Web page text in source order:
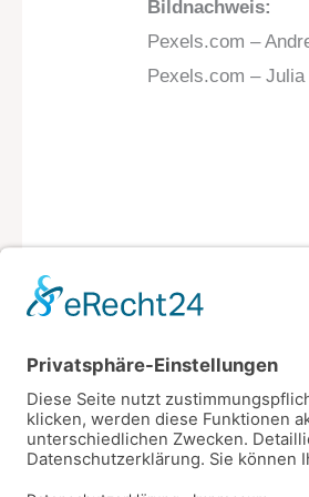
Bildnachweis:
Pexels.com –
Pexels.com –
←Vorheriger Beitrag
Copyright © 2026 Dein